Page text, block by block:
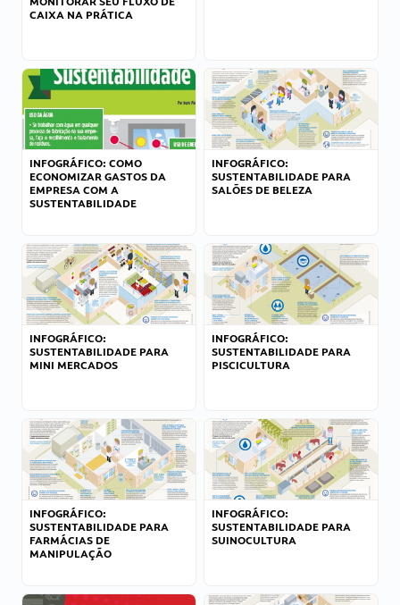
CAIXA NA PRÁTICA
INFOGRÁFICO: COMO
ECONOMIZAR GASTOS DA
EMPRESA COM A
SUSTENTABILIDADE
INFOGRÁFICO:
SUSTENTABILIDADE PARA
SALÕES DE BELEZA
INFOGRÁFICO:
SUSTENTABILIDADE PARA
MINI MERCADOS
INFOGRÁFICO:
SUSTENTABILIDADE PARA
PISCICULTURA
INFOGRÁFICO:
SUSTENTABILIDADE PARA
FARMÁCIAS DE
MANIPULAÇÃO
INFOGRÁFICO:
SUSTENTABILIDADE PARA
SUINOCULTURA